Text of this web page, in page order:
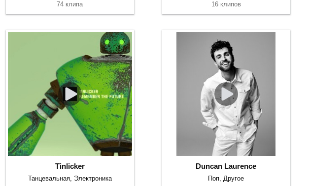
74 клипа
16 клипов
Tinlicker
Танцевальная, Электроника
Duncan Laurence
Поп, Другое